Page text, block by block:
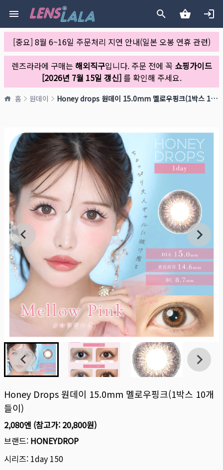
[중요] 8월 6~16일 주문처리 지연 안내(일본 오봉 연휴 관련)
렌즈라라에 구매는 해외직구입니다. 주문 전에 꼭 쇼핑가이드
[2026년 7월 15일 갱신]를 확인해 주세요.
홈 원데이 Honey drops 원데이 15.0mm 멜로우핑크(1박스 10개들이)
Honey Drops 원데이 15.0mm 멜로우핑크(1박스 10개
들이)
2,080엔 (참고가: 20,800원)
브랜드: HONEYDROP
시리즈: 1day 150